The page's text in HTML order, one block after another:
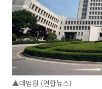
▲대법원 (연합뉴스)